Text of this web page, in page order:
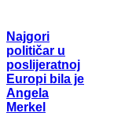
Najgori
političar u
poslijeratnoj
Europi bila je
Angela
Merkel